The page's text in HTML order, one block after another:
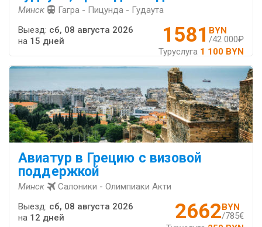
Минск Гагра - Пицунда - Гудаута
1581 BYN
/42 000₽
Туруслуга 1 100 BYN
Выезд: сб, 08 августа 2026
на 15 дней
Авиатур в Грецию с визовой
поддержкой
Минск Салоники - Олимпиаки Акти
2662BYN
/785€
Выезд: сб, 08 августа 2026
на 12 дней